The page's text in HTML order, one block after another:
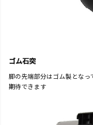
ゴム石突
脚の先端部分はゴム製となっ
期待できます